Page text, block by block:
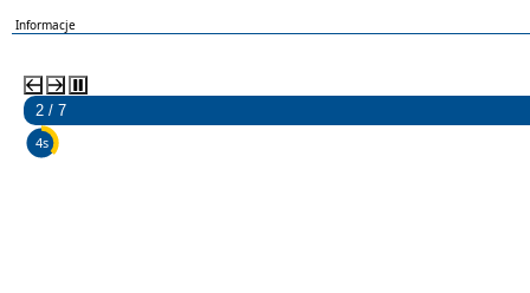
Informacje
2 / 7
3s